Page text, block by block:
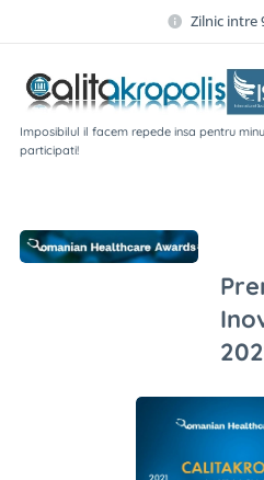
Zilnic intre
Imposibilul il facem repede insa pentru
participati!